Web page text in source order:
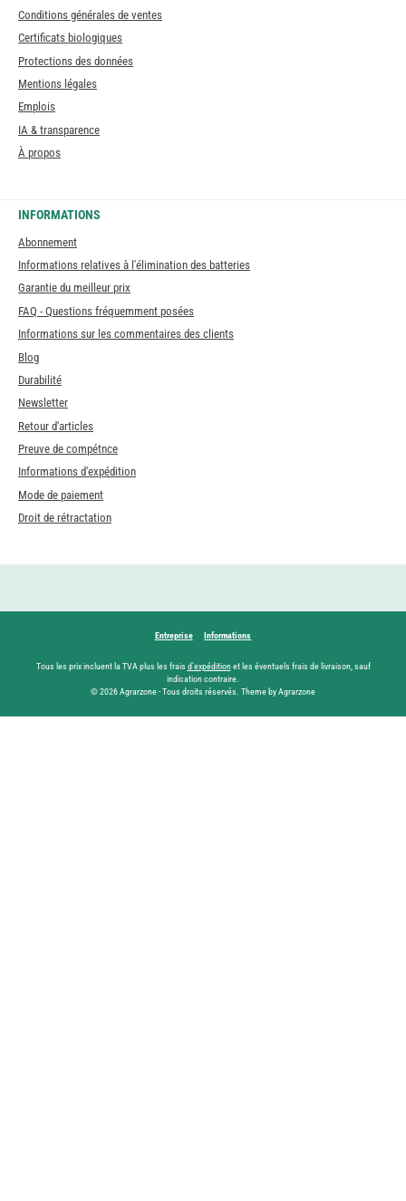
Conditions générales de ventes
Certificats biologiques
Protections des données
Mentions légales
Emplois
IA & transparence
À propos
INFORMATIONS
Abonnement
Informations relatives à l'élimination des batteries
Garantie du meilleur prix
FAQ - Questions fréquemment posées
Informations sur les commentaires des clients
Blog
Durabilité
Newsletter
Retour d'articles
Preuve de compétnce
Informations d'expédition
Mode de paiement
Droit de rétractation
Entreprise Informations
Tous les prix incluent la TVA plus les frais d'expéditionet les éventuels frais de livraison, sauf
indication contraire.
© 2026 Agrarzone - Tous droits réservés. Theme by Agrarzone